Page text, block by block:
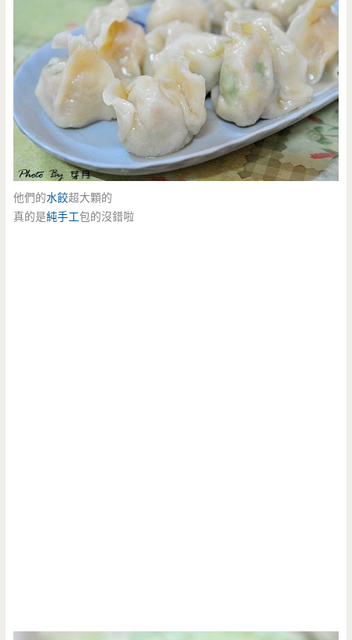
他們的水餃超大顆的
真的是純手工包的沒錯啦